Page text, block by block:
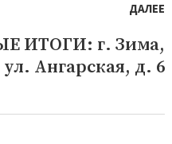
ДАЛЕЕ
ИТОГИ: г. Зима,
ул. Ангарская, д. 6